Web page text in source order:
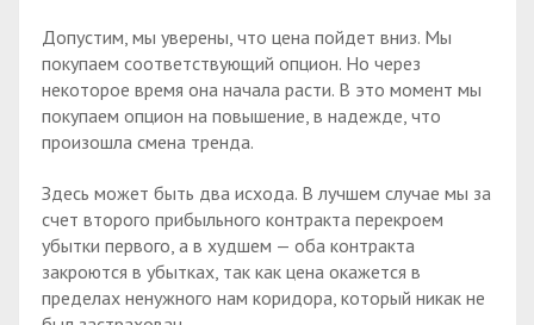
Допустим, мы уверены, что цена пойдет вниз. Мы
покупаем соответствующий опцион. Но через
некоторое время она начала расти. В это момент мы
покупаем опцион на повышение, в надежде, что
произошла смена тренда.
Здесь может быть два исхода. В лучшем случае мы за
счет второго прибыльного контракта перекроем
убытки первого, а в худшем — оба контракта
закроются в убытках, так как цена окажется в
пределах ненужного нам коридора, который никак не